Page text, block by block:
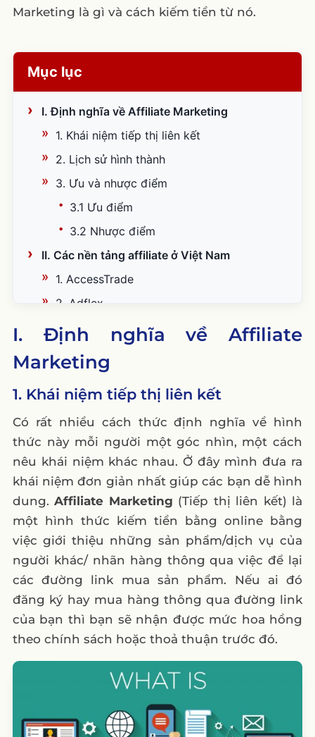
Marketing là gì và cách kiếm tiền từ nó.
Mục lục
I. Định nghĩa về Affiliate Marketing
1. Khái niệm tiếp thị liên kết
2. Lịch sử hình thành
3. Ưu và nhược điểm
3.1 Ưu điểm
3.2 Nhược điểm
II. Các nền tảng affiliate ở Việt Nam
1. AccessTrade
2. Adflex
3. Ecomobi
5. Cúc Cu (Cuccu.vn)
II. Các nền tảng affiliate ở thế giới
1. Amazon Associates
2. Adcombo
3. Clickbank
4. CJ
III. Các cách kiếm tiền từ affiliate
1. Xây dựng một website cung cấp nội
dung chất lượng
2. Có 1 cộng đồng lớn
Fanpage/group/tiktok
3. Trở Thành Influencer
3.2. Cách để trở thành một Influencer
IV. Quy trình/các bước kiếm tiền từ affiliate
I. Định nghĩa về Affiliate
Marketing
1. Khái niệm tiếp thị liên kết
Có rất nhiều cách thức định nghĩa về hình
thức này mỗi người một góc nhìn, một cách
nêu khái niệm khác nhau. Ở đây mình đưa ra
khái niệm đơn giản nhất giúp các bạn dễ hình
dung. Affiliate Marketing (Tiếp thị liên kết) là
một hình thức kiếm tiền bằng online bằng
việc giới thiệu những sản phẩm/dịch vụ của
người khác/ nhãn hàng thông qua việc để lại
các đường link mua sản phẩm. Nếu ai đó
đăng ký hay mua hàng thông qua đường link
của bạn thì bạn sẽ nhận được mức hoa hồng
theo chính sách hoặc thoả thuận trước đó.